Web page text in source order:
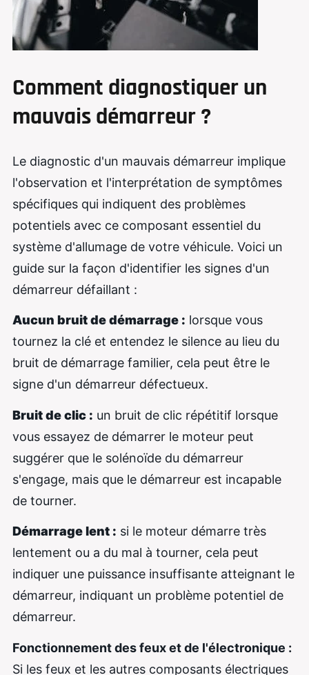
Comment diagnostiquer un
mauvais démarreur ?
Le diagnostic d'un mauvais démarreur implique
l'observation et l'interprétation de symptômes
spécifiques qui indiquent des problèmes
potentiels avec ce composant essentiel du
système d'allumage de votre véhicule. Voici un
guide sur la façon d'identifier les signes d'un
démarreur défaillant :
Aucun bruit de démarrage : lorsque vous
tournez la clé et entendez le silence au lieu du
bruit de démarrage familier, cela peut être le
signe d'un démarreur défectueux.
Bruit de clic : un bruit de clic répétitif lorsque
vous essayez de démarrer le moteur peut
suggérer que le solénoïde du démarreur
s'engage, mais que le démarreur est incapable
de tourner.
Démarrage lent : si le moteur démarre très
lentement ou a du mal à tourner, cela peut
indiquer une puissance insuffisante atteignant le
démarreur, indiquant un problème potentiel de
démarreur.
Fonctionnement des feux et de l'électronique :
Si les feux et les autres composants électriques